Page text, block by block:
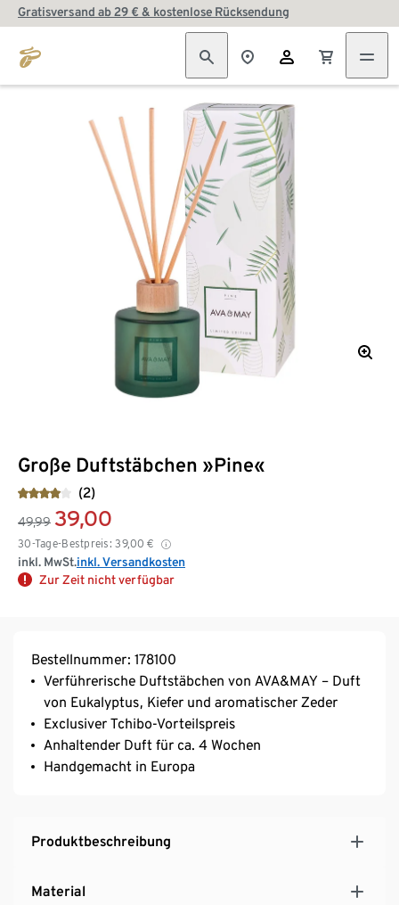
Gratisversand ab 29 € & kostenlose Rücksendung
Große Duftstäbchen »Pine«
(2)
49,99 39,00
30-Tage-Bestpreis: 39,00 €
inkl. MwSt.inkl. Versandkosten
Zur Zeit nicht verfügbar
Bestellnummer: 178100
Verführerische Duftstäbchen von AVA&MAY – Duft
von Eukalyptus, Kiefer und aromatischer Zeder
Exclusiver Tchibo-Vorteilspreis
Anhaltender Duft für ca. 4 Wochen
Handgemacht in Europa
Produktbeschreibung
Material